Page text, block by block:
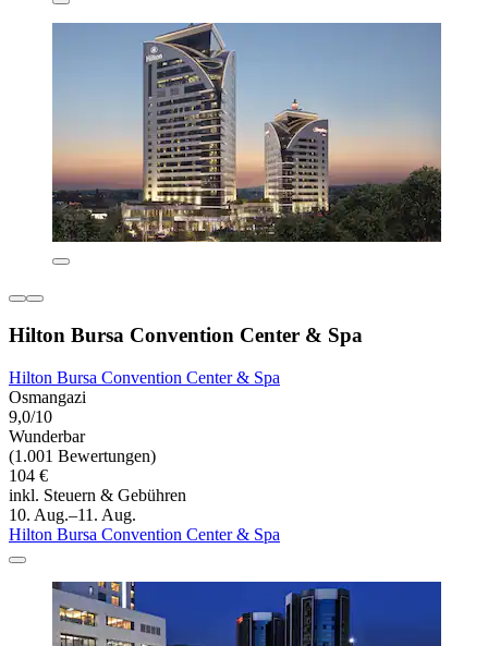
Hilton Bursa Convention Center & Spa
Hilton Bursa Convention Center & Spa
Osmangazi
9,0/10
Wunderbar
(1.001 Bewertungen)
104 €
inkl. Steuern & Gebühren
10. Aug.–11. Aug.
Hilton Bursa Convention Center & Spa